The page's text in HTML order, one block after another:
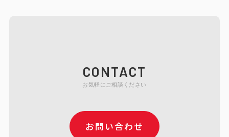
CONTACT
お気軽にご相談ください
お問い合わせ